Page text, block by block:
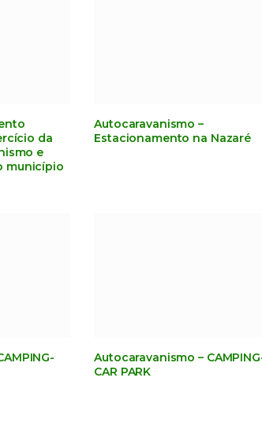
da
e
município
Autocaravanismo –
Estacionamento na Nazaré
Autocaravanismo –
CAR PARK